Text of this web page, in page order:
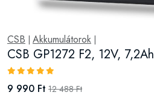
CSB Akkumulátorok
CSB GP1272 F2, 12V, 7,2Ah
9 990 Ft 12 488 Ft